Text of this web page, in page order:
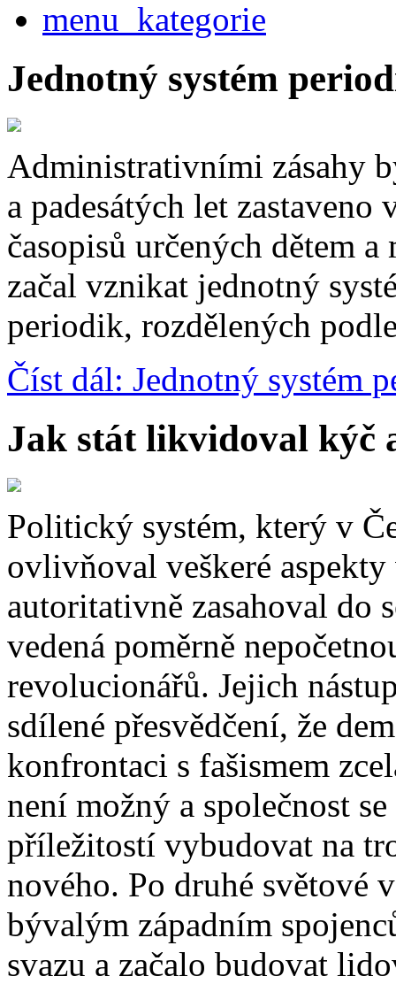
Jednotný systém
Administrativními zásahy
a padesátých let
časopisů určených dětem
začal vznikat jednotný
periodik, rozdělených
Číst dál: Jednotný systém
Jak stát likvidoval kýč
Politický systém, který v
ovlivňoval veškeré
autoritativně zasahoval do
vedená poměrně
revolucionářů. Jejich
sdílené přesvědčení, že
konfrontaci s fašismem
není možný a společnost
příležitostí vybudovat na
nového. Po druhé světové
bývalým západním
svazu a začalo budovat